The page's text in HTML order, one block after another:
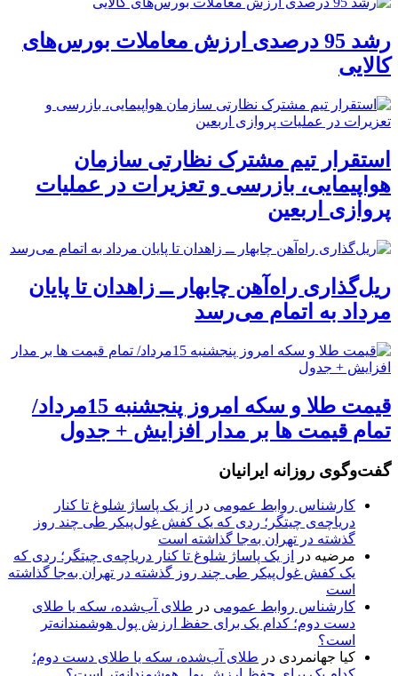
رشد 95 درصدی ارزش معاملات بورس‌های
کالایی
استقرار تیم مشترک نظارتی سازمان
هواپیمایی، بازرسی و تعزیرات در عملیات
پروازی اربعین
ریل‌گذاری راه‌آهن چابهار ــ زاهدان تا پایان
مرداد به اتمام می‌رسد
قیمت طلا و سکه امروز پنجشنبه 15مرداد/
تمام قیمت ها بر مدار افزایش + جدول
گفت‌وگوی روزانه ایرانیان
کارشناس روابط عمومی در
از یک پاساژ شلوغ تا کنار
دریاچه‌ی چیتگر؛ ردی که یک کفش غول‌پیکر طی چند روز
گذشته در تهران به‌جا گذاشته است
مرضیه در
از یک پاساژ شلوغ تا کنار دریاچه‌ی چیتگر؛ ردی که
یک کفش غول‌پیکر طی چند روز گذشته در تهران به‌جا گذاشته
است
کارشناس روابط عمومی در طلای آب‌شده، سکه یا طلای
دست دوم؛ کدام یک برای حفظ ارزش پول هوشمندانه‌تر
است؟
کیا جهانمردی در طلای آب‌شده، سکه یا طلای دست دوم؛